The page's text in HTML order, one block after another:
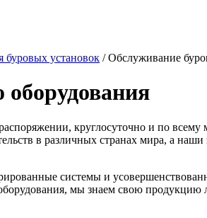
буровых установок /Обслуживание
круглосуточно и по всему
в различных странах мира, а
системы и
мы знаем свою продукцию